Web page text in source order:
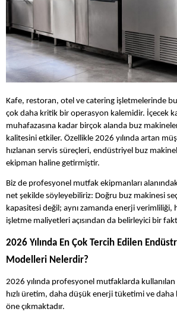
Kafe, restoran, otel ve catering işletmelerinde
çok daha kritik bir operasyon kalemidir. İçecek
muhafazasına kadar birçok alanda buz
kalitesini etkiler. Özellikle 2026 yılında artan
hızlanan servis süreçleri, endüstriyel buz
ekipman haline getirmiştir.
Biz de profesyonel mutfak ekipmanları
net şekilde söyleyebiliriz: Doğru buz makinesi
kapasitesi değil; aynı zamanda enerji verimliliği,
işletme maliyetleri açısından da belirleyici bir
2026 Yılında En Çok Tercih Edilen
Modelleri Nelerdir?
2026 yılında profesyonel mutfaklarda
hızlı üretim, daha düşük enerji tüketimi ve
öne çıkmaktadır.